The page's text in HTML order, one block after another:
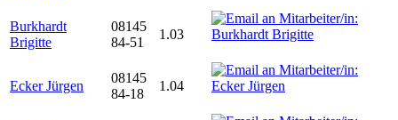
Burkhardt
Brigitte
08145
84-51
1.03
Ecker Jürgen
08145
84-18
1.04